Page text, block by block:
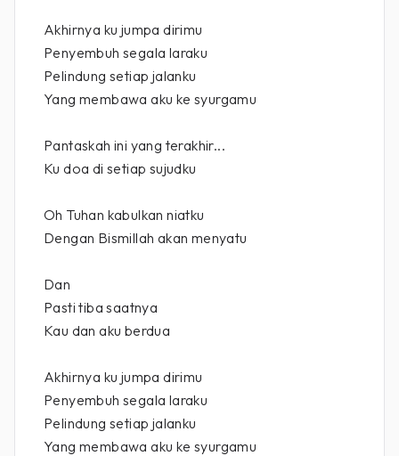
Akhirnya ku jumpa dirimu
Penyembuh segala laraku
Pelindung setiap jalanku
Yang membawa aku ke syurgamu
Pantaskah ini yang terakhir...
Ku doa di setiap sujudku
Oh Tuhan kabulkan niatku
Dengan Bismillah akan menyatu
Dan
Pasti tiba saatnya
Kau dan aku berdua
Akhirnya ku jumpa dirimu
Penyembuh segala laraku
Pelindung setiap jalanku
Yang membawa aku ke syurgamu